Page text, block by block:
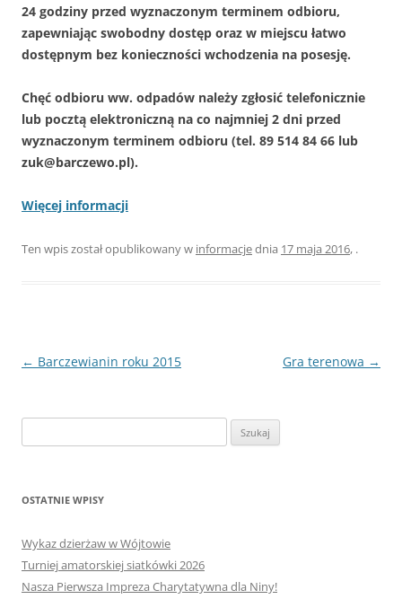
24 godziny przed wyznaczonym terminem odbioru,
zapewniając swobodny dostęp oraz w miejscu łatwo
dostępnym bez konieczności wchodzenia na posesję.
Chęć odbioru ww. odpadów należy zgłosić telefonicznie
lub pocztą elektroniczną na co najmniej 2 dni przed
wyznaczonym terminem odbioru (tel. 89 514 84 66 lub
zuk@barczewo.pl).
Więcej informacji
Ten wpis został opublikowany w informacjednia 17 maja 2016, .
Nawigacja
← Barczewianin roku 2015 Gra terenowa →
OSTATNIE WPISY
Wykaz dzierżaw w Wójtowie
Turniej amatorskiej siatkówki 2026
Nasza Pierwsza Impreza Charytatywna dla Niny!